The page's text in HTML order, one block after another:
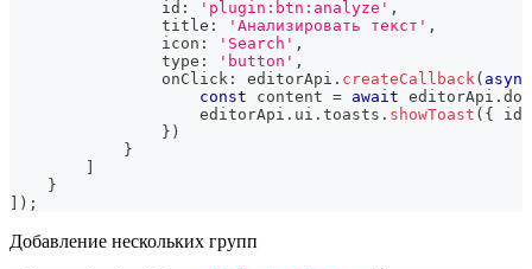
                id
: 'plugin:btn:analyze' ,
                title
: 'Анализировать текст' ,
                icon
: 'Search' ,
                type
: 'button' ,
                onClick
: editorApi . createCallback ( async
const content = await editorApi .
                    editorApi
. ui . toasts . showToast ( { id
} )
}
]
}
] ) ;
Добавление нескольких групп